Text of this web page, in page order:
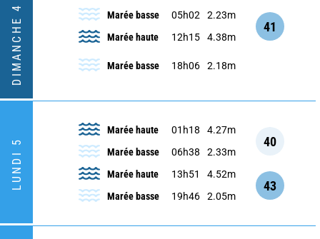
DIMANCHE 4 Marée basse 05h02
2.23m
Marée haute
12h15 4.38m
41
Marée basse 18h06 2.18m
LUNDI 5
Marée haute 01h18
4.27m
Marée basse
06h38 2.33m
40
Marée haute 13h51
4.52m
Marée basse
19h46 2.05m
43